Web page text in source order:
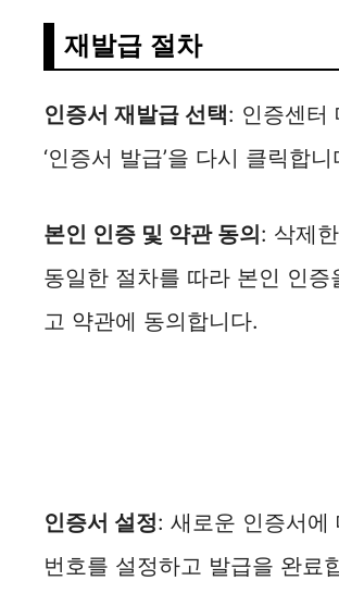
재발급 절차
인증서 재발급 선택: 인증센터
‘인증서 발급’을 다시 클릭합니
본인 인증 및 약관 동의: 삭제
동일한 절차를 따라 본인 인증
고 약관에 동의합니다.
인증서 설정: 새로운 인증서에
번호를 설정하고 발급을 완료